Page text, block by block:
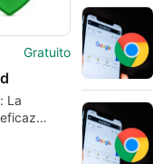
Gratuito
La